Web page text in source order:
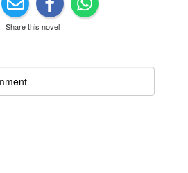
Share this novel